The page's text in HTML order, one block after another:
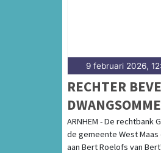
9 februari 2026,
RECHTER
ANIMAL
OPGELEGD
ARNHEM - De
de gemeente West
aan Bert Roelofs van